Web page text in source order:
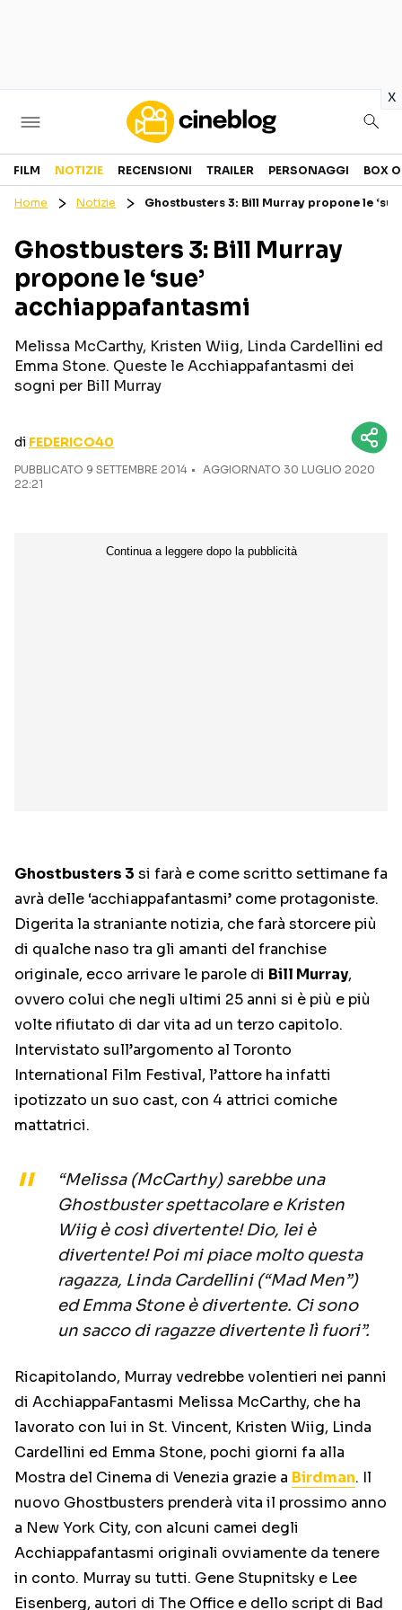
x
Cinema
GENERI
PERSONAGGI
CANALI STREAMING
Categorie
NOTIZIE
RECENSIONI
FILM NOTIZIE RECENSIONI TRAILER PERSONAGGI BOX
Home Notizie Ghostbusters 3: Bill Murray propone le
Ghostbusters 3: Bill Murray
propone le ‘sue’
acchiappafantasmi
Melissa McCarthy, Kristen Wiig, Linda Cardellini ed
Emma Stone. Queste le Acchiappafantasmi dei
sogni per Bill Murray
di FEDERICO40
PUBBLICATO 9 SETTEMBRE 2014
AGGIORNATO 30 LUGLIO 2020
22:21
Ghostbusters 3 si farà e come scritto settimane fa
avrà delle ‘acchiappafantasmi’ come protagoniste.
Digerita la straniante notizia, che farà storcere più
di qualche naso tra gli amanti del franchise
originale, ecco arrivare le parole di Bill Murray,
ovvero colui che negli ultimi 25 anni si è più e più
volte rifiutato di dar vita ad un terzo capitolo.
Intervistato sull’argomento al Toronto
International Film Festival, l’attore ha infatti
ipotizzato un suo cast, con 4 attrici comiche
mattatrici.
“Melissa (McCarthy) sarebbe una
Ghostbuster spettacolare e Kristen
Wiig è così divertente! Dio, lei è
divertente! Poi mi piace molto questa
ragazza, Linda Cardellini (“Mad Men”)
ed Emma Stone è divertente. Ci sono
un sacco di ragazze divertente lì fuori”.
Ricapitolando, Murray vedrebbe volentieri nei panni
di AcchiappaFantasmi Melissa McCarthy, che ha
lavorato con lui in St. Vincent, Kristen Wiig, Linda
Cardellini ed Emma Stone, pochi giorni fa alla
Mostra del Cinema di Venezia grazie a Birdman. Il
nuovo Ghostbusters prenderà vita il prossimo anno
a New York City, con alcuni camei degli
Acchiappafantasmi originali ovviamente da tenere
in conto. Murray su tutti. Gene Stupnitsky e Lee
Eisenberg, autori di The Office e dello script di Bad